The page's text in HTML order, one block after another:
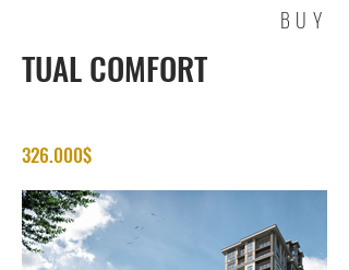
BUY
TUAL COMFORT
326.000$